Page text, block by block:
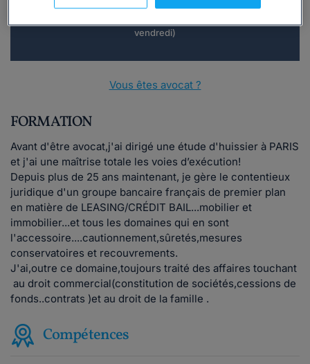
vendredi)
Vous êtes avocat ?
FORMATION
Avant d'être avocat,j'ai dirigé une étude d'huissier à PARIS
et j'ai une maîtrise totale les voies d’exécution!
Depuis plus de 25 ans maintenant, je gère le contentieux
juridique d'un groupe bancaire français de premier plan
en matière de LEASING/CRÉDIT BAIL...mobilier et
immobilier...et tous les domaines qui en sont
l'accessoire....cautionnement,sûretés,mesures
conservatoires et recouvrements.
J'ai,outre ce domaine,toujours traité des affaires touchant
au droit commercial(constitution de sociétés,cessions de
fonds..contrats )et au droit de la famille .
Compétences